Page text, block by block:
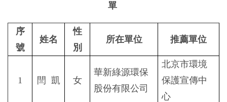
單
序
號
姓名
性
別
所在單位 推薦單位
1 閆 凱 女
華新綠源環保
股份有限公司
北京市環境
保護宣傳中
心